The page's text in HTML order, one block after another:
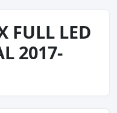
FULL LED
2017-